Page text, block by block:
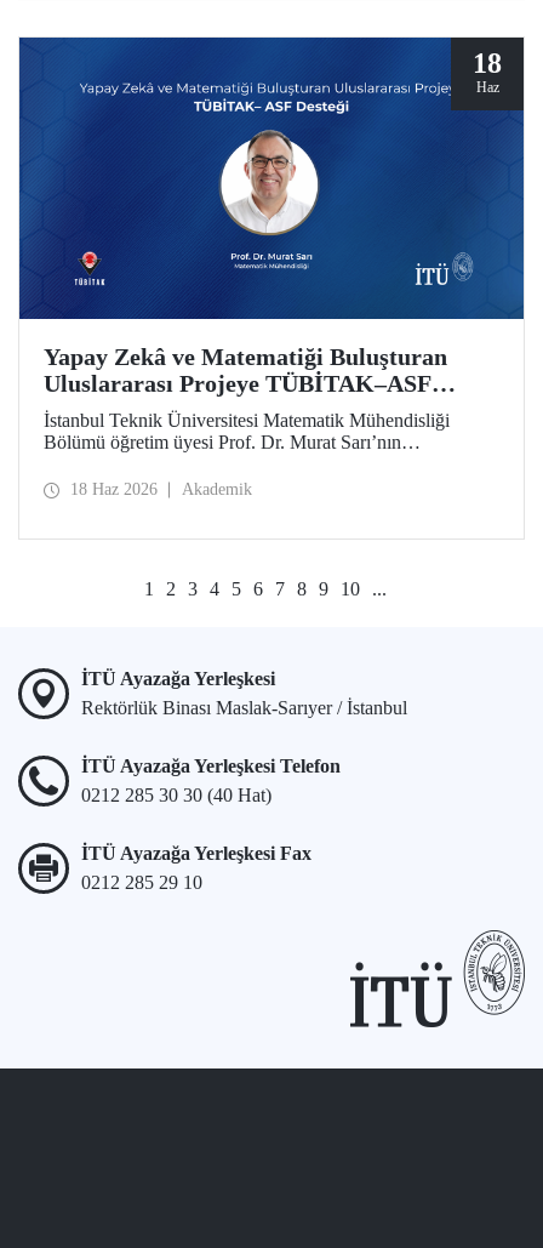
18
Haz
Yapay Zekâ ve Matematiği Buluşturan
Uluslararası Projeye TÜBİTAK–ASF
Desteği
İstanbul Teknik Üniversitesi Matematik Mühendisliği
Bölümü öğretim üyesi Prof. Dr. Murat Sarı’nın
matematiksel yöntemleri birleştiren uluslararası araştırma
18 Haz 2026 Akademik
1 2 3 4 5 6 7 8 9 10 ...
İTÜ Ayazağa Yerleşkesi
Rektörlük Binası Maslak-Sarıyer / İstanbul
İTÜ Ayazağa Yerleşkesi Telefon
0212 285 30 30 (40 Hat)
İTÜ Ayazağa Yerleşkesi Fax
0212 285 29 10